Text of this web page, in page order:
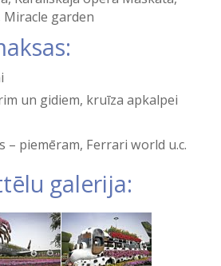
garden
un gidiem, kruīza apkalpei
– piemēram, Ferrari world u.c.
galerija: